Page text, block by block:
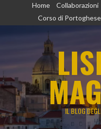
Home Collaborazioni
Corso di Portoghese
IL BLOG